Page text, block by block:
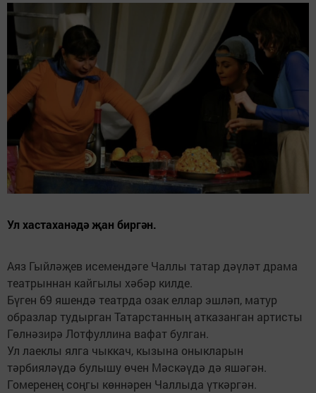
Ул хастаханәдә җан биргән.
Аяз Гыйләҗев исемендәге Чаллы татар дәүләт драма
театрыннан кайгылы хәбәр килде.
Бүген 69 яшендә театрда озак еллар эшләп, матур
образлар тудырган Татарстанның атказанган артисты
Гөлнәзирә Лотфуллина вафат булган.
Ул лаеклы ялга чыккач, кызына оныкларын
тәрбияләүдә булышу өчен Мәскәүдә дә яшәгән.
Гомеренең соңгы көннәрен Чаллыда үткәргән.